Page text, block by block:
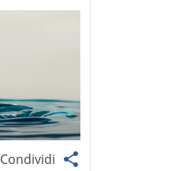
Condividi